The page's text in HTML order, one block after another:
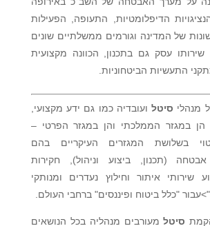
הדיפלומטיות, התעופה, הפעילות
שונות של המדינה וגורמים ממשלתיים שונים
עסק גם בתכנון, הכוונה מקצועית
התעשיות הביטחוניות.
מנהלי סיטל ועובדיה כמו גם ידע מקצועי,
הן במגזר הממלכתי והן במגזר הפרטי –
בשלושת המגזרים העיקריים בהם
אבטחה (תכנון, ביצוע וניהול), חקירות
שירותי איתור וחילוץ נעדרים ומנותקי
סיטל מעורבים מנהליה בכל הנושאים